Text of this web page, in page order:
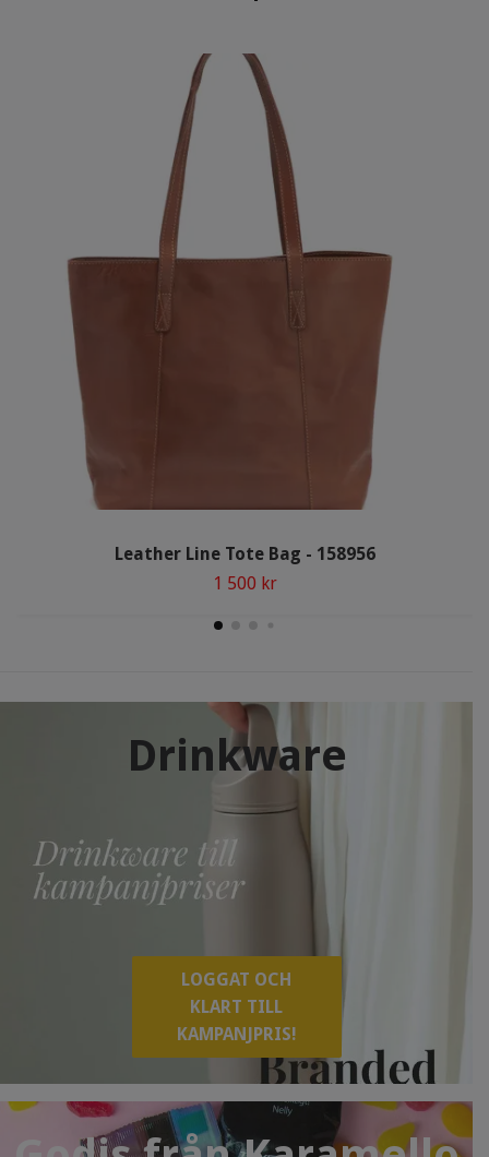
Drinkware
LOGGAT OCH
KLART TILL
KAMPANJPRIS!
Leather Line Tote Bag - 158956
1 500 kr